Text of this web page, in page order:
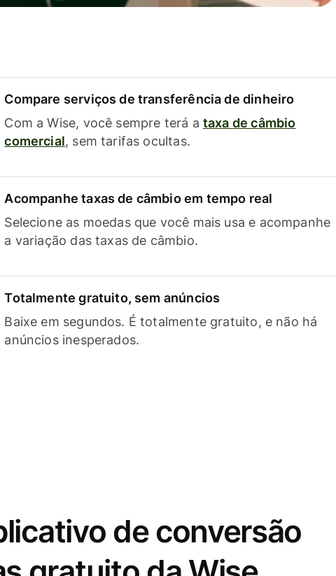
Compare serviços de transferência de dinheiro
Com a Wise, você sempre terá a taxa de câmbio
comercial, sem tarifas ocultas.
Acompanhe taxas de câmbio em tempo real
Selecione as moedas que você mais usa e acompanhe
a variação das taxas de câmbio.
Totalmente gratuito, sem anúncios
Baixe em segundos. É totalmente gratuito, e não há
anúncios inesperados.
de conversão